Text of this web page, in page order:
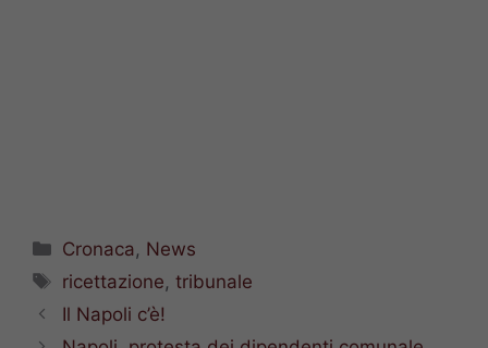
Categorie
Cronaca, News
Tag
ricettazione,tribunale
Il Napoli c’è!